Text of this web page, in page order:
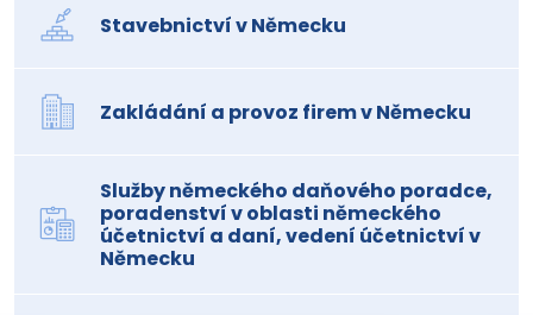
Stavebnictví v Německu
Zakládání a provoz firem v Německu
Služby německého daňového poradce,
poradenství v oblasti německého
účetnictví a daní, vedení účetnictví v
Německu